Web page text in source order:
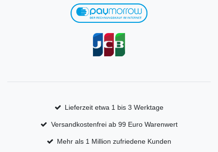
Lieferzeit etwa 1 bis 3 Werktage
Versandkostenfrei ab 99 Euro Warenwert
Mehr als 1 Million zufriedene Kunden